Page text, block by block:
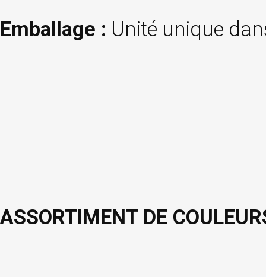
Emballage : Unité unique
ASSORTIMENT DE